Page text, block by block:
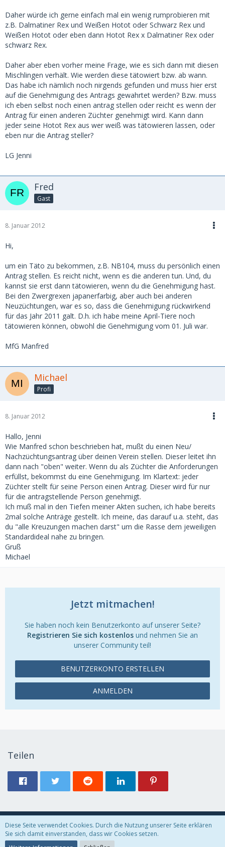
Daher würde ich gerne einfach mal ein wenig rumprobieren mit
z.B. Dalmatiner Rex und Weißen Hotot oder Schwarz Rex und
Weißen Hotot oder eben dann Hotot Rex x Dalmatiner Rex oder
schwarz Rex.
Daher aber eben vorher meine Frage, wie es sich dann mit diesen
Mischlingen verhält. Wie werden diese tätowiert bzw. ab wann.
Das habe ich nämlich noch nirgends gefunden und muss hier erst
auf die Genehmigung des Antrags gewahrtet werden? Bzw. muss
ich eben selbst noch einen antrag stellen oder reicht es wenn der
Antrag für einen anderen Züchter genehmigt wird. Kann dann
jeder seine Hotot Rex aus wer weiß was tätowieren lassen, oder
eben nur die Antrag steller?
LG Jenni
Fred
Gast
8. Januar 2012
Hi,
um ein Täto zu bekommen, z.B. NB104, muss du persönlich einen
Antrag stellen. Es reicht nicht, wenn es die anderen tun. Und, du
kannst sie erst dann tätowieren, wenn du die Genehmigung hast.
Bei den Zwergrexen japanerfarbig, aber auch bei anderen
Neuzüchtungen, war es so, dass die Genehmigung rückwirkend
für das Jahr 2011 galt. D.h. ich habe meine April-Tiere noch
tätowieren können, obwohl die Genehmigung vom 01. Juli war.
MfG Manfred
Michael
Profi
8. Januar 2012
Hallo, Jenni
Wie Manfred schon beschrieben hat, mußt du einen Neu/
Nachzüchtungsantrag über deinen Verein stellen. Dieser leitet ihn
dann nach "oben" weiter. Wenn du als Züchter die Anforderungen
erfüllst, bekommst du eine Genehmigung. Im Klartext: jeder
Züchter stellt für seine Person einen Antrag. Dieser wird für nur
für die antragstellende Person genehmigt.
Ich muß mal in den Tiefen meiner Akten suchen, ich habe bereits
2mal solche Anträge gestellt. Ich meine, das darauf u.a. steht, das
du "alle Kreuzungen machen darst" um die Rasse dem jeweiligen
Standardideal nahe zu bringen.
Gruß
Michael
Jetzt mitmachen!
Sie haben noch kein Benutzerkonto auf unserer Seite?
Registrieren Sie sich kostenlos und nehmen Sie an
unserer Community teil!
BENUTZERKONTO ERSTELLEN
ANMELDEN
Teilen
Datenschutzerklärung Kontakt Impressum
Diese Seite verwendet Cookies. Durch die Nutzung unserer Seite erklären
Sie sich damit einverstanden, dass wir Cookies setzen.